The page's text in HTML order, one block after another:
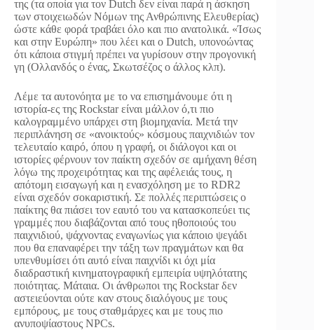
της (τα οποία για τον Dutch δεν είναι παρά η άσκηση
των στοιχειωδών Νόμων της Ανθρώπινης Ελευθερίας)
ώστε κάθε φορά τραβάει όλο και πιο ανατολικά. «Ίσως
και στην Ευρώπη» που λέει και ο Dutch, υπονοώντας
ότι κάποια στιγμή πρέπει να γυρίσουν στην προγονική
γη (Ολλανδός ο ένας, Σκωτσέζος ο άλλος κλπ).
Λέμε τα αυτονόητα με το να επισημάνουμε ότι η
ιστορία-ες της Rockstar είναι μάλλον ό,τι πιο
καλογραμμένο υπάρχει στη βιομηχανία. Μετά την
περιπλάνηση σε «ανοικτούς» κόσμους παιχνιδιών τον
τελευταίο καιρό, όπου η γραφή, οι διάλογοι και οι
ιστορίες φέρνουν τον παίκτη σχεδόν σε αμήχανη θέση
λόγω της προχειρότητας και της αφέλειάς τους, η
απότομη εισαγωγή και η ενασχόληση με το RDR2
είναι σχεδόν σοκαριστική. Σε πολλές περιπτώσεις ο
παίκτης θα πιάσει τον εαυτό του να κατασκοπεύει τις
γραμμές που διαβάζονται από τους ηθοποιούς του
παιχνιδιού, ψάχνοντας εναγωνίως για κάποιο ψεγάδι
που θα επαναφέρει την τάξη των πραγμάτων και θα
υπενθυμίσει ότι αυτό είναι παιχνίδι κι όχι μία
διαδραστική κινηματογραφική εμπειρία υψηλότατης
ποιότητας. Μάταια. Οι άνθρωποι της Rockstar δεν
αστειεύονται ούτε καν στους διαλόγους με τους
εμπόρους, με τους σταθμάρχες και με τους πιο
ανυποψίαστους NPCs.